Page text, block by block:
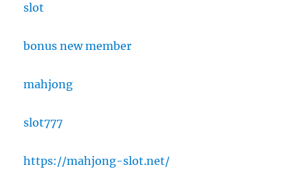
slot
bonus new member
mahjong
slot777
https://mahjong-slot.net/